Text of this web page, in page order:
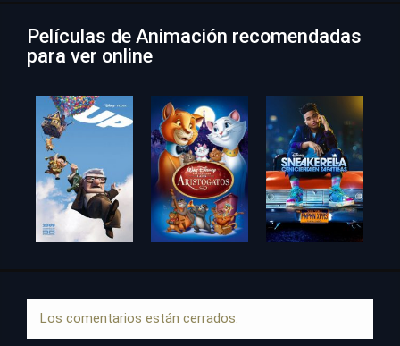
Películas de Animación recomendadas
para ver online
Los comentarios están cerrados.